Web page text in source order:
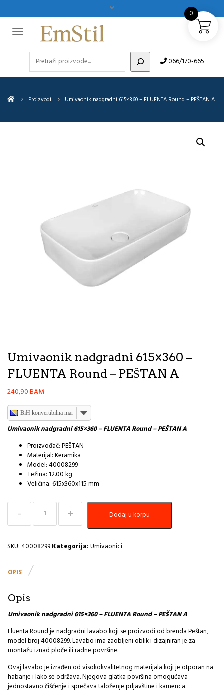
066/170-665
Proizvodi Umivaonik nadgradni 615×360 – FLUENTA Round – PEŠTAN A
Umivaonik nadgradni 615×360 –
FLUENTA Round – PEŠTAN A
240,90BAM
BiH konvertibilna marka
Umivaonik nadgradni 615×360 – FLUENTA Round – PEŠTAN A
Proizvođač:PEŠTAN
Materijal: Keramika
Model: 40008299
Težina: 12.00 kg
Veličina: 615x360x115 mm
Umivaonik
nadgradni
615x360
FLUENTA
-
A
Dodaj u korpu
SKU:40008299Kategorija:Umivaonici
OPIS
Opis
Umivaonik nadgradni 615×360 – FLUENTA Round – PEŠTAN A
Fluenta Round je nadgradni lavabo koji se proizvodi od brenda Peštan,
model broj 40008299. Lavabo ima zaobljeni oblik i dizajniran je za
montažu iznad ploče ili radne površine.
Ovaj lavabo je izrađen od visokokvalitetnog materijala koji je otporan na
habanje i lako se održava. Njegova glatka površina omogućava
jednostavno čišćenje i sprečava taloženje prljavštine i kamenca.
0